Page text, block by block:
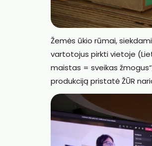
Žemės ūkio rūmai,
vartotojus pirkti vietoje
maistas = sveikas
produkciją pristatė ŽŪR